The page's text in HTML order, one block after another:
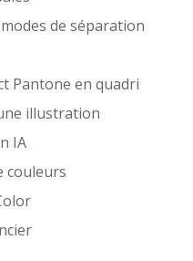
de séparation
Pantone en quadri
illustration
IA
couleurs